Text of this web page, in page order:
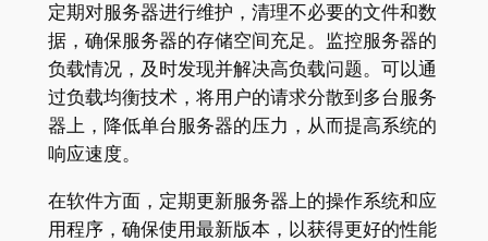
定期对服务器进行维护，清理不必要的文件和数
据，确保服务器的存储空间充足。监控服务器的
负载情况，及时发现并解决高负载问题。可以通
过负载均衡技术，将用户的请求分散到多台服务
器上，降低单台服务器的压力，从而提高系统的
响应速度。
在软件方面，定期更新服务器上的操作系统和应
用程序，确保使用最新版本，以获得更好的性能